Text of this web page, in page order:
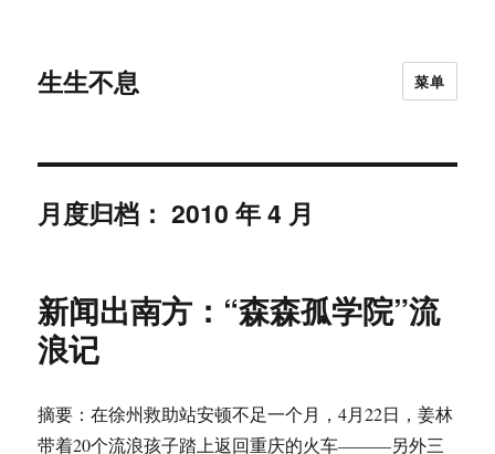
生生不息 菜单
月度归档：2010 年 4 月
新闻出南方：“森森孤学院”流
浪记
摘要：在徐州救助站安顿不足一个月，4月22日，姜林
带着20个流浪孩子踏上返回重庆的火车———另外三